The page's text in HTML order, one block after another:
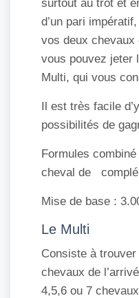
surtout au trot et
d’un pari
vos deux chevaux
vous pouvez jeter
Multi, qui vous
Il est très facile
possibilités de
Formules
cheval de
Mise de base :
Le Multi
Consiste à
chevaux de
4,5,6 ou 7